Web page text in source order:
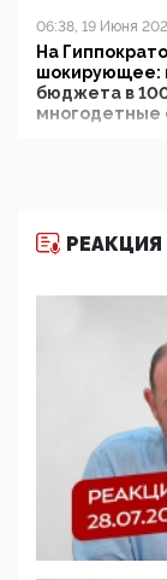
06:38, 19 Июня
На
шокирующее:
бюджета в
многодетные
11:53, 09 Июня 2026
повестку в
09:43, 01 Июня
5G за счет
отобрать у
защищать
05:58, 26 Мая 2026
РЕАКЦИЯ